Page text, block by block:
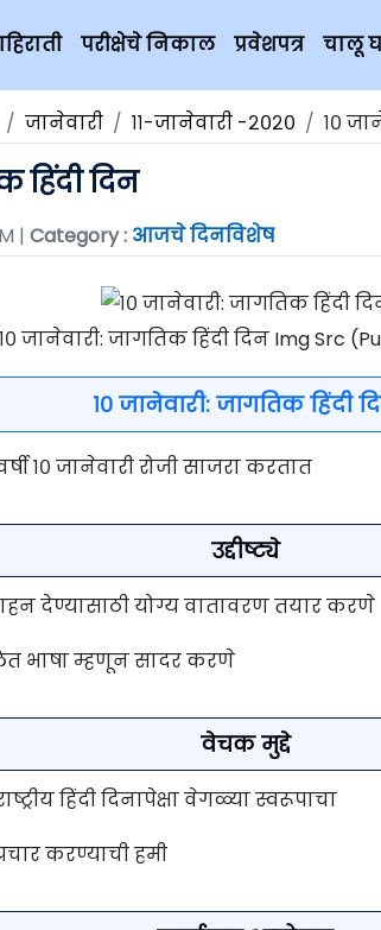
परीक्षेचे निकाल प्रवेशपत्र चालू
जानेवारी ११-जानेवारी -२०२० १०
हिंदी दिन
| Category : आजचे दिनविशेष
१० जानेवारी: जागतिक हिंदी दिन Img Src
१० जानेवारी: जागतिक हिंदी
१० जानेवारी रोजी साजरा करतात
उद्दीष्ट्ये
देण्यासाठी योग्य वातावरण तयार करणे
भाषा म्हणून सादर करणे
वेचक मुद्दे
हिंदी दिनापेक्षा वेगळ्या स्वरूपाचा
करण्याची हमी